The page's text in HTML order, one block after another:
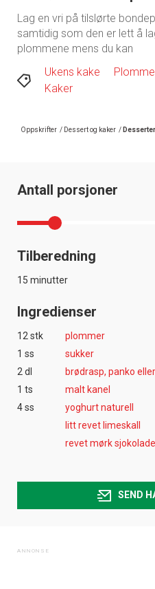
Lag en vri på tilslørte
samtidig som den er lett å
plommene mens du kan
Ukens kake
Kaker
Oppskrifter / Dessert og kaker / Desserter
Antall porsjoner
Tilberedning
15 minutter
Ingredienser
12 stk
plommer
1 ss
sukker
2 dl
brødrasp, panko
1 ts
malt kanel
4 ss
yoghurt naturell
litt revet limeskall
revet mørk sjokolade
SEND